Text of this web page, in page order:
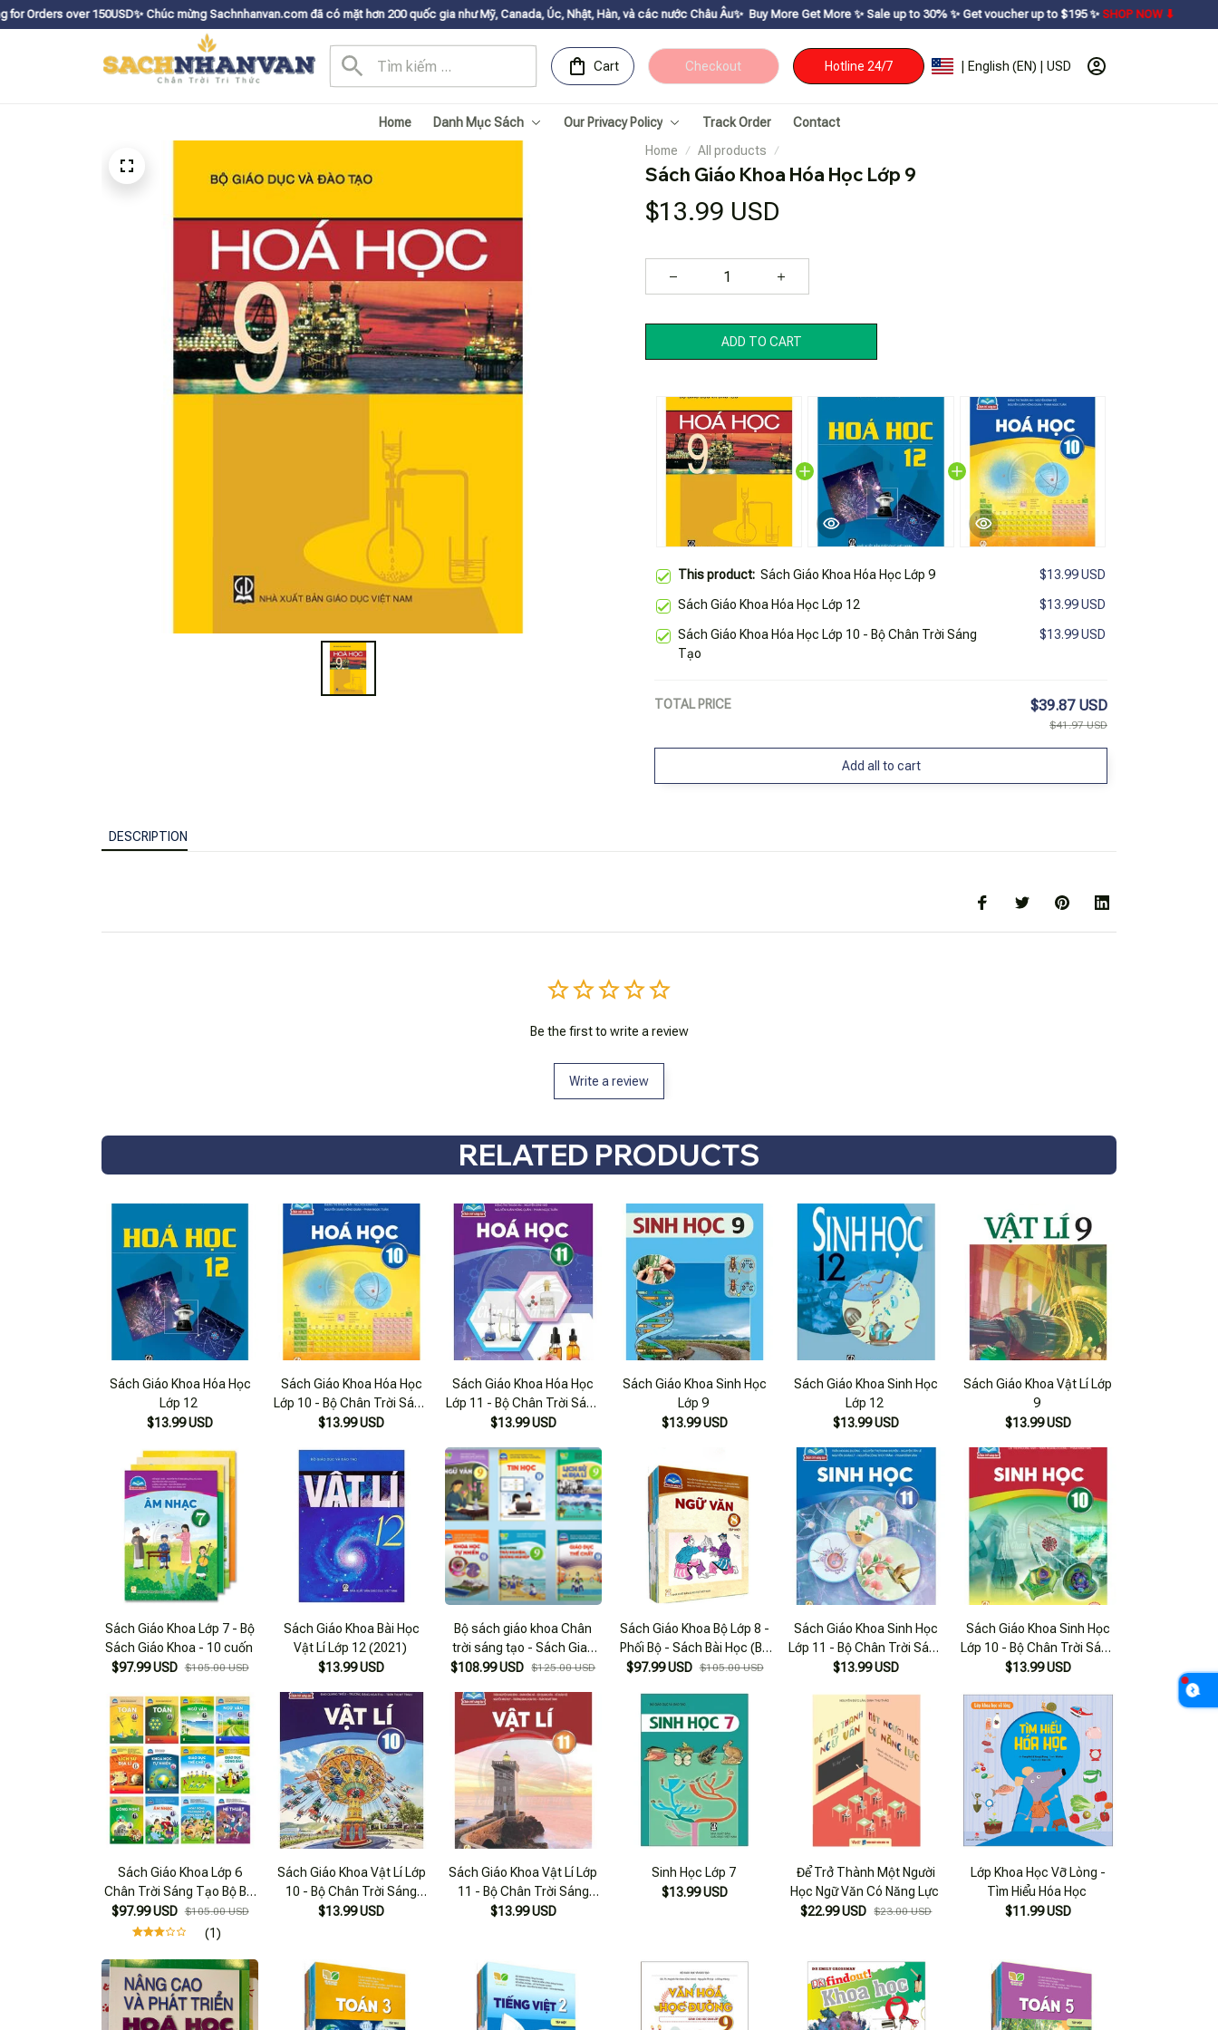
ㅤ✨Chúc mừng Sachnhanvan.com đã có mặt hơn 200 quốc gia như Mỹ, Canada, Úc, Nhật, Hàn, và các nước Châu Âu✨ Buy More Get Moreㅤ ✨ㅤ Sale up to 30% ㅤ✨ㅤ Get voucher up to $195ㅤ ✨ㅤSHOP NOW ⬇
Cart Checkout Hotline 24/7 | English (EN) | USD
Home Danh Mục Sách Our Privacy Policy Track Order
Contact
Home
All products
Sách Giáo Khoa Hóa Học Lớp 9
$13.99 USD
ADD TO CART
This product: Sách Giáo Khoa Hóa Học Lớp 9 $13.99 USD
Sách Giáo Khoa Hóa Học Lớp 12 $13.99 USD
Sách Giáo Khoa Hóa Học Lớp 10 - Bộ Chân Trời Sáng
Tạo
$13.99 USD
TOTAL PRICE $39.87 USD
$41.97 USD
Add all to cart
DESCRIPTION
Be the first to write a review
Write a review
RELATED PRODUCTS
Sách Giáo Khoa Hóa Học
Lớp 12
$13.99 USD
Sách Giáo Khoa Hóa Học
Lớp 10 - Bộ Chân Trời Sáng
Tạo
$13.99 USD
Sách Giáo Khoa Hóa Học
Lớp 11 - Bộ Chân Trời Sáng
Tạo
$13.99 USD
Sách Giáo Khoa Sinh Học
Lớp 9
$13.99 USD
Sách Giáo Khoa Sinh Học
Lớp 12
$13.99 USD
Sách Giáo Khoa Vật Lí Lớp
9
$13.99 USD
Sách Giáo Khoa Lớp 7 - Bộ
Sách Giáo Khoa - 10 cuốn
$97.99 USD $105.00 USD
Sách Giáo Khoa Bài Học
Vật Lí Lớp 12 (2021)
$13.99 USD
Bộ sách giáo khoa Chân
trời sáng tạo - Sách Giao
Khoa Lớp 9 ( Trọn bộ)
$108.99 USD $125.00 USD
Sách Giáo Khoa Bộ Lớp 8 -
Phối Bộ - Sách Bài Học (Bộ
12 Cuốn)
$97.99 USD $105.00 USD
Sách Giáo Khoa Sinh Học
Lớp 11 - Bộ Chân Trời Sáng
Tạo
$13.99 USD
Sách Giáo Khoa Sinh Học
Lớp 10 - Bộ Chân Trời Sáng
Tạo
$13.99 USD
Sách Giáo Khoa Lớp 6
Chân Trời Sáng Tạo Bộ Bài
Học (12 cuốn)
$97.99 USD $105.00 USD
(1)
Sách Giáo Khoa Vật Lí Lớp
10 - Bộ Chân Trời Sáng
Tạo
$13.99 USD
Sách Giáo Khoa Vật Lí Lớp
11 - Bộ Chân Trời Sáng
Tạo
$13.99 USD
Sinh Học Lớp 7
$13.99 USD
Để Trở Thành Một Người
Học Ngữ Văn Có Năng Lực
$22.99 USD
$23.00 USD
Lớp Khoa Học Vỡ Lòng -
Tìm Hiểu Hóa Học
$11.99 USD